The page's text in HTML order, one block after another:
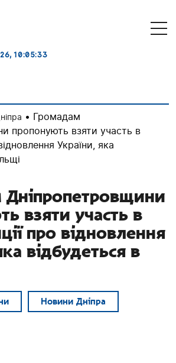
, 10:05:34
• Громадам
пропонують взяти участь в
України, яка
взяти участь в
про відновлення
відбудеться в
Новини Дніпра